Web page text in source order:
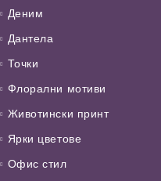
Деним
Дантела
Точки
Флорални мотиви
Животински принт
Ярки цветове
Офис стил